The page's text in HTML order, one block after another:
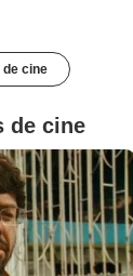
cine
de cine